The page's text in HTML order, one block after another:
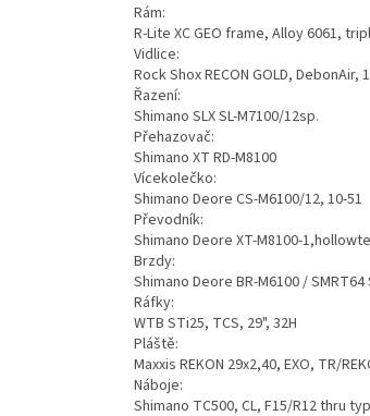
Rám:
R-Lite XC GEO frame, Alloy 6061,
Vidlice:
Rock Shox RECON GOLD,
Řazení:
Shimano SLX SL-M7100/12sp.
Přehazovač:
Shimano XT RD-M8100
Vícekolečko:
Shimano Deore CS-M6100/12, 10-51
Převodník:
Shimano Deore XT-M8100-
Brzdy:
Shimano Deore BR-M6100 / SMRT64
Ráfky:
WTB STi25, TCS, 29", 32H
Pláště:
Maxxis REKON 29x2,40, EXO, TR/
Náboje:
Shimano TC500, CL, F15/R12 thru